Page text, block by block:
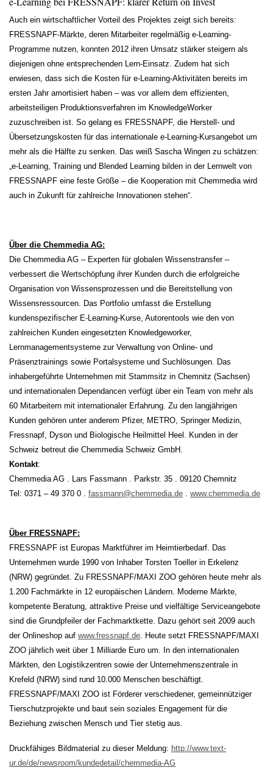
Auch ein wirtschaftlicher Vorteil des Projektes zeigt sich bereits:
FRESSNAPF-Märkte, deren Mitarbeiter regelmäßig e-Learning-
Programme nutzen, konnten 2012 ihren Umsatz stärker steigern als
diejenigen ohne entsprechenden Lern-Einsatz. Zudem hat sich
erwiesen, dass sich die Kosten für e-Learning-Aktivitäten bereits im
ersten Jahr amortisiert haben – was vor allem dem effizienten,
arbeitsteiligen Produktionsverfahren im KnowledgeWorker
zuzuschreiben ist. So gelang es FRESSNAPF, die Herstell- und
Übersetzungskosten für das internationale e-Learning-Kursangebot um
mehr als die Hälfte zu senken. Das weiß Sascha Wingen zu schätzen:
„e-Learning, Training und Blended Learning bilden in der Lernwelt von
FRESSNAPF eine feste Größe – die Kooperation mit Chemmedia wird
auch in Zukunft für zahlreiche Innovationen stehen“.
Über die Chemmedia AG:
Die Chemmedia AG – Experten für globalen Wissenstransfer –
verbessert die Wertschöpfung ihrer Kunden durch die erfolgreiche
Organisation von Wissensprozessen und die Bereitstellung von
Wissensressourcen. Das Portfolio umfasst die Erstellung
kundenspezifischer E-Learning-Kurse, Autorentools wie den von
zahlreichen Kunden eingesetzten Knowledgeworker,
Lernmanagementsysteme zur Verwaltung von Online- und
Präsenztrainings sowie Portalsysteme und Suchlösungen. Das
inhabergeführte Unternehmen mit Stammsitz in Chemnitz (Sachsen)
und internationalen Dependancen verfügt über ein Team von mehr als
60 Mitarbeitern mit internationaler Erfahrung. Zu den langjährigen
Kunden gehören unter anderem Pfizer, METRO, Springer Medizin,
Fressnapf, Dyson und Biologische Heilmittel Heel. Kunden in der
Schweiz betreut die Chemmedia Schweiz GmbH.
Kontakt:
Chemmedia AG . Lars Fassmann . Parkstr. 35 . 09120 Chemnitz
Tel: 0371 – 49 370 0 . fassmann@chemmedia.de . www.chemmedia.de
Über FRESSNAPF:
FRESSNAPF ist Europas Marktführer im Heimtierbedarf. Das
Unternehmen wurde 1990 von Inhaber Torsten Toeller in Erkelenz
(NRW) gegründet. Zu FRESSNAPF/MAXI ZOO gehören heute mehr als
1.200 Fachmärkte in 12 europäischen Ländern. Moderne Märkte,
kompetente Beratung, attraktive Preise und vielfältige Serviceangebote
sind die Grundpfeiler der Fachmarktkette. Dazu gehört seit 2009 auch
der Onlineshop auf www.fressnapf.de. Heute setzt FRESSNAPF/MAXI
ZOO jährlich weit über 1 Milliarde Euro um. In den internationalen
Märkten, den Logistikzentren sowie der Unternehmenszentrale in
Krefeld (NRW) sind rund 10.000 Menschen beschäftigt.
FRESSNAPF/MAXI ZOO ist Förderer verschiedener, gemeinnütziger
Tierschutzprojekte und baut sein soziales Engagement für die
Beziehung zwischen Mensch und Tier stetig aus.
Druckfähiges Bildmaterial zu dieser Meldung: http://www.text-
ur.de/de/newsroom/kundedetail/chemmedia-AG